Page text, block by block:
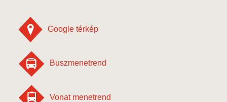
Google térkép
Buszmenetrend
Vonat menetrend